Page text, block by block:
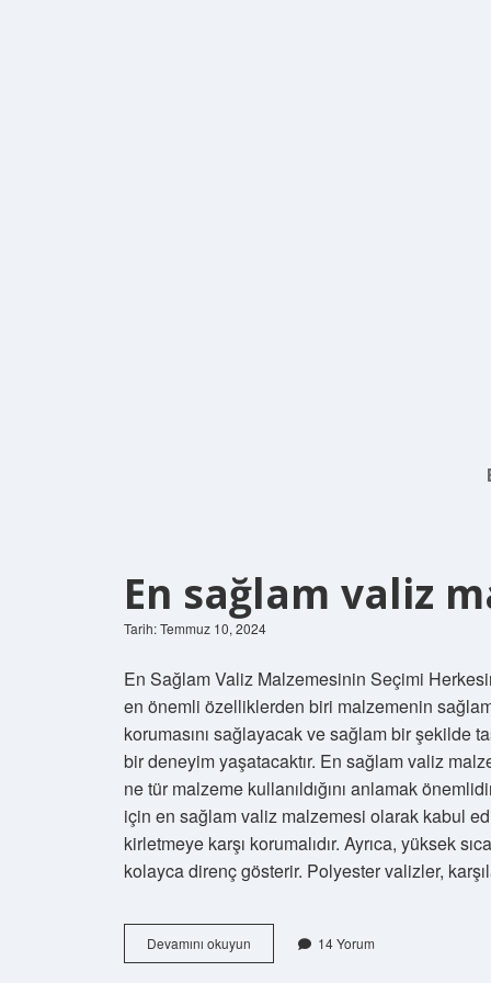
En sağlam valiz
Tarih: Temmuz 10, 2024
En Sağlam Valiz Malzemesinin Seçimi
en önemli özelliklerden biri malzemenin
korumasını sağlayacak ve sağlam bir şekilde
bir deneyim yaşatacaktır. En sağlam valiz
ne tür malzeme kullanıldığını anlamak
için en sağlam valiz malzemesi olarak kabul
kirletmeye karşı korumalıdır. Ayrıca, yüksek
kolayca direnç gösterir. Polyester valizler,
Devamını okuyun
sağlam
14 Yorum